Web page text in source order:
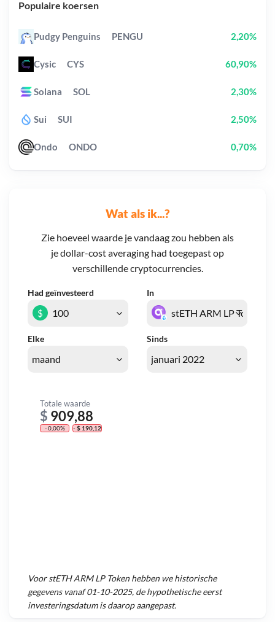
Wat als ik...?
Zie hoeveel waarde je vandaag zou hebben als
je dollar-cost averaging had toegepast op
verschillende cryptocurrencies.
Had geïnvesteerd In
Elke Sinds
$
Totale waarde
$ 909,88
- 0,00% - $ 190,12
VoorstETH ARM LP Tokenhebben we historische
gegevens vanaf01-10-2025, de hypothetische eerst
investeringsdatum is daarop aangepast.
Populaire koersen
Pudgy Penguins PENGU 2,20%
Cysic CYS 60,90%
Solana SOL 2,30%
Sui SUI 2,50%
Ondo ONDO 0,70%